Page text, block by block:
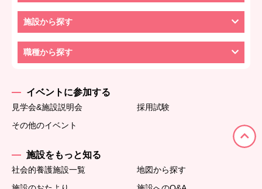
施設から探す
職種から探す
イベントに参加する
見学会&施設説明会
採用試験
その他のイベント
施設をもっと知る
社会的養護施設一覧
地図から探す